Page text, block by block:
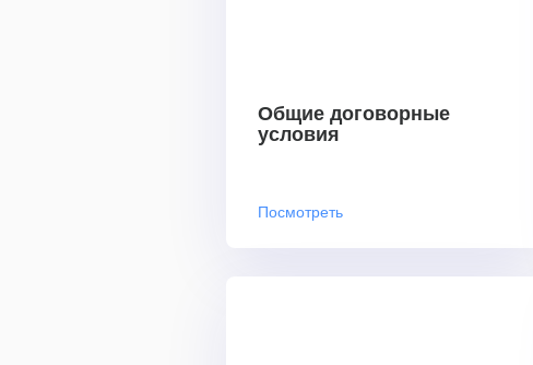
Общие договорные
условия
Посмотреть